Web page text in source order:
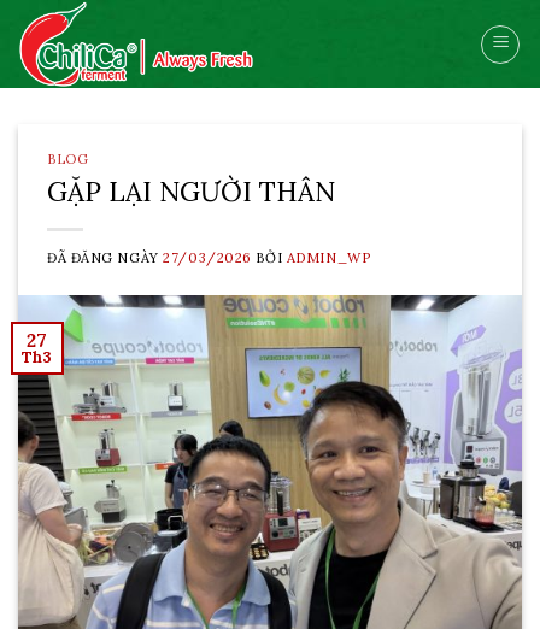
Skip
content
BLOG
GẶP LẠI NGƯỜI THÂN
ĐÃ ĐĂNG NGÀY27/03/2026 BỞI ADMIN_WP
27
Th3